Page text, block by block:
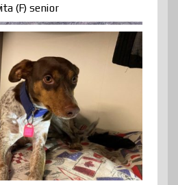
(F) senior